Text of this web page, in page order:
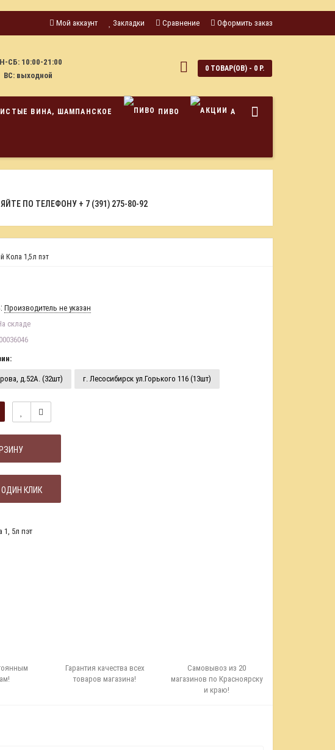
Мой аккаунт Закладки Сравнение Оформить заказ
СБ: 10:00-21:00
ВС: выходной
0 ТОВАР(ОВ) - 0 Р.
ВИНА, ШАМПАНСКОЕ ПИВО АКЦИИ
ПО ТЕЛЕФОНУ + 7 (391) 275-80-92
Кола 1,5л пэт
Производитель не указан
складе
д.52А. (32шт) г. Лесосибирск ул.Горького 116 (13шт)
ОДИН КЛИК
1, 5л пэт
Гарантия качества всех
товаров магазина!
Самовывоз из 20
магазинов по Красноярску
и краю!